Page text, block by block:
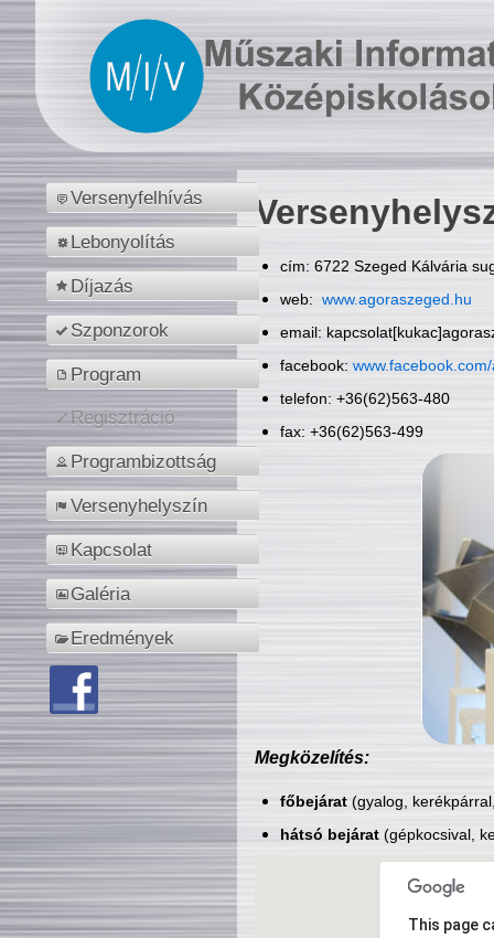
Versenyfelhívás
Lebonyolítás
Díjazás
Szponzorok
Program
Regisztráció
Programbizottság
Versenyhelyszín
Kapcsolat
Galéria
Eredmények
cím: 6722 Szeged Kálvária
web: www.agoraszeged.hu
email:
facebook:
telefon: +36(62)563-480
fax: +36(62)563-499
Megközelítés:
főbejárat(gyalog,
hátsó bejárat(gépkocsival,
This page